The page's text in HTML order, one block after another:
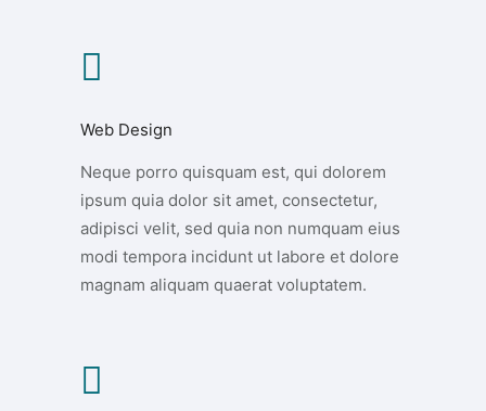
Web Design
Neque porro quisquam est, qui dolorem
ipsum quia dolor sit amet, consectetur,
adipisci velit, sed quia non numquam eius
modi tempora incidunt ut labore et dolore
magnam aliquam quaerat voluptatem.